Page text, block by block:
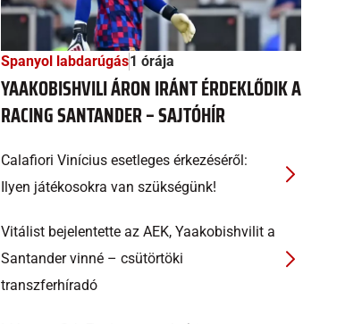
Spanyol labdarúgás1 órája
YAAKOBISHVILI ÁRON IRÁNT ÉRDEKLŐDIK A
RACING SANTANDER – SAJTÓHÍR
Calafiori Vinícius esetleges érkezéséről:
Ilyen játékosokra van szükségünk!
Vitálist bejelentette az AEK, Yaakobishvilit a
Santander vinné – csütörtöki
transzferhíradó